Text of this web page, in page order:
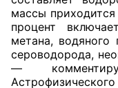
массы
процент
метана, водяного
сероводорода,
—